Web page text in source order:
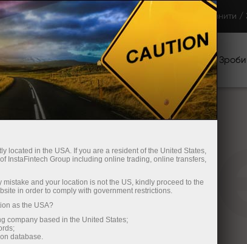
Торгова платформа Поповнити /
Партнерам Промоакції Зроби
located in the USA. If you are a resident of the United States,
InstaFintech Group including online trading, online transfers,
mistake and your location is not the US, kindly proceed to the
in order to comply with government restrictions.
as the USA?
company based in the United States;
database.